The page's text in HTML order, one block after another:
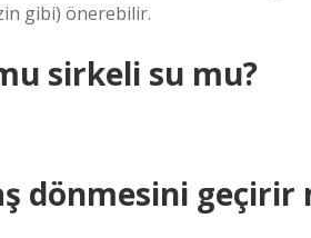
gibi) önerebilir.
sirkeli su mu?
dönmesini geçirir